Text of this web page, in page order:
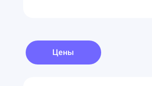
Цены